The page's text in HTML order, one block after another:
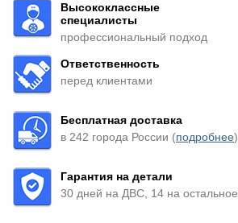
Высококлассные
специалисты
профессиональный подход
Ответственность
перед клиентами
Бесплатная доставка
в 242 города России (подробнее)
Гарантия на детали
30 дней на ДВС, 14 на остальное